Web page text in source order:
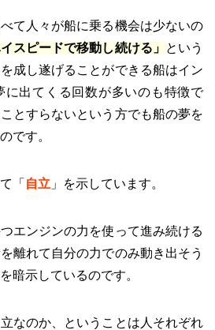
て人々が船に乗る機会は少ないの
スピードで移動し続ける」 という
成し遂げることができる船はイン
に出てくる回数が多いのも特徴で
とすらないという方でも船の夢を
です。
「 自立 」を示しています。
エンジンの力を使って進み続ける
離れて自分の力でのみ動き出そう
暗示しているのです。
なのか、ということは人それぞれ